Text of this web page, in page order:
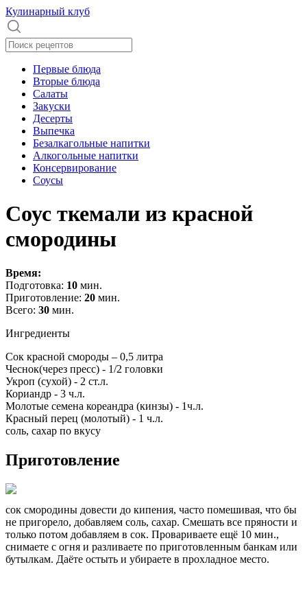
Кулинарный клуб
Первые блюда
Вторые блюда
Салаты
Закуски
Десерты
Выпечка
Безалкагольные напитки
Алкогольные напитки
Консервирование
Соусы
Соус ткемали из красной
смородины
Время:
Подготовка: 10 мин.
Приготовление: 20 мин.
Всего: 30 мин.
Ингредиенты
Сок красной смороды – 0,5 литра
Чеснок(через пресс) - 1/2 головки
Укроп (сухой) - 2 ст.л.
Кориандр - 3 ч.л.
Молотые семена кореандра (кинзы) - 1ч.л.
Красный перец (молотый) - 1 ч.л.
соль, сахар по вкусу
Приготовление
сок смородины довести до кипения, часто помешивая, что бы
не пригорело, добавляем соль, сахар. Смешать все пряности и
только потом добавляем в сок. Провариваете ещё 10 мин.,
снимаете с огня и разливаете по приготовленным банкам или
бутылкам. Даёте остыть и убираете в прохладное место.